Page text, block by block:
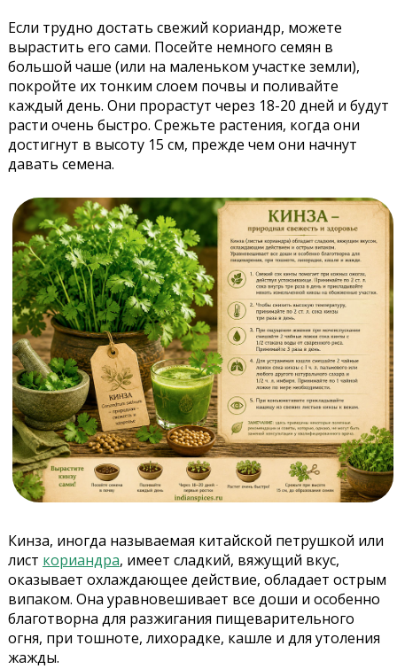
Если трудно достать свежий кориандр, можете
вырастить его сами. Посейте немного семян в
большой чаше (или на маленьком участке земли),
покройте их тонким слоем почвы и поливайте
каждый день. Они прорастут через 18-20 дней и будут
расти очень быстро. Срежьте растения, когда они
достигнут в высоту 15 см, прежде чем они начнут
давать семена.
Кинза, иногда называемая китайской петрушкой или
лист кориандра, имеет сладкий, вяжущий вкус,
оказывает охлаждающее действие, обладает острым
випаком. Она уравновешивает все доши и особенно
благотворна для разжигания пищеварительного
огня, при тошноте, лихорадке, кашле и для утоления
жажды.